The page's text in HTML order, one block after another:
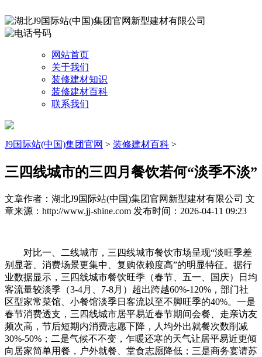
网站首页
关于我们
装修建材知识
装修建材百科
联系我们
J9国际站(中国)集团官网 > 装修建材百科 >
三四线城市的三四月餐饮若何“淡季不淡”
文章作者：湖北J9国际站(中国)集团官网新型建材有限公司 文
章来源：http://www.jj-shine.com 发布时间：2026-04-11 09:23
对比一、二线城市，三四线城市餐饮市场呈现“淡旺季差
别显著、消费场景更集中、复购依赖度高”的明显特征。据行
业数据显示，三四线城市餐饮旺季（春节、五一、国庆）日均
客流量较淡季（3-4月、7-8月）超出跨越60%-120%，部门社
区型家常菜馆、小餐馆淡季日客流以至不脚旺季的40%。一是
春节消费透支，三四线城市居平易近春节期间会餐、走亲访友
频次高，节后短期内消费志愿下降，人均外出就餐次数削减
30%-50%；二是气候不不变，乍暖还寒的天气让居平易近更倾
向居家简单用餐，户外就餐、堂食志愿降低；三是商务宴请苏